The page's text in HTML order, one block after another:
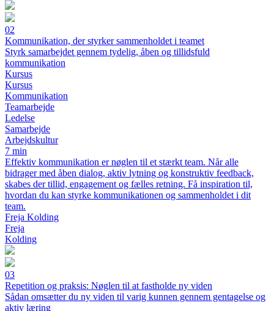
02
Kommunikation, der styrker sammenholdet i teamet
Styrk samarbejdet gennem tydelig, åben og tillidsfuld
kommunikation
Kursus
Kursus
Kommunikation
Teamarbejde
Ledelse
Samarbejde
Arbejdskultur
7 min
Effektiv kommunikation er nøglen til et stærkt team. Når alle
bidrager med åben dialog, aktiv lytning og konstruktiv feedback,
skabes der tillid, engagement og fælles retning. Få inspiration til,
hvordan du kan styrke kommunikationen og sammenholdet i dit
team.
Freja Kolding
Freja
Kolding
03
Repetition og praksis: Nøglen til at fastholde ny viden
Sådan omsætter du ny viden til varig kunnen gennem gentagelse og
aktiv læring